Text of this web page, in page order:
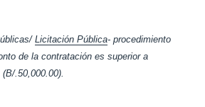
Licitación Pública- procedimiento
de la contratación es superior a
.50,000.00).